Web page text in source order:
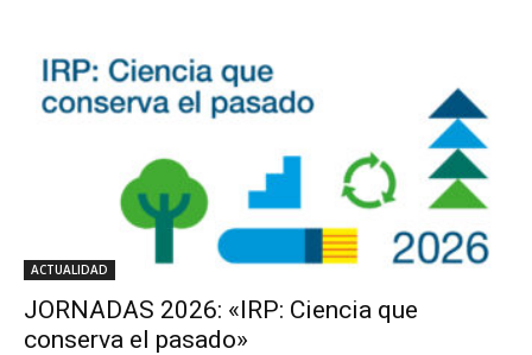
ACTUALIDAD
JORNADAS 2026: «IRP: Ciencia que
conserva el pasado»